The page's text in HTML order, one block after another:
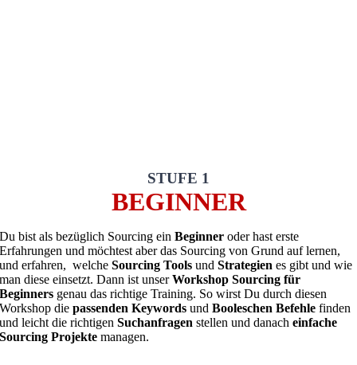
STUFE 1
BEGINNER
Du bist als bezüglich Sourcing einBeginneroder hast erste
Erfahrungen und möchtest aber das Sourcing von Grund auf lernen,
und erfahren, welcheSourcing Tools undStrategien es gibt und wie
man diese einsetzt. Dann ist unserWorkshop Sourcing für
Beginners genau das richtige Training. So wirst Du durch diesen
Workshop diepassenden Keywords undBooleschen Befehle finden
und leicht die richtigenSuchanfragen stellen und danacheinfache
Sourcing Projekte managen.